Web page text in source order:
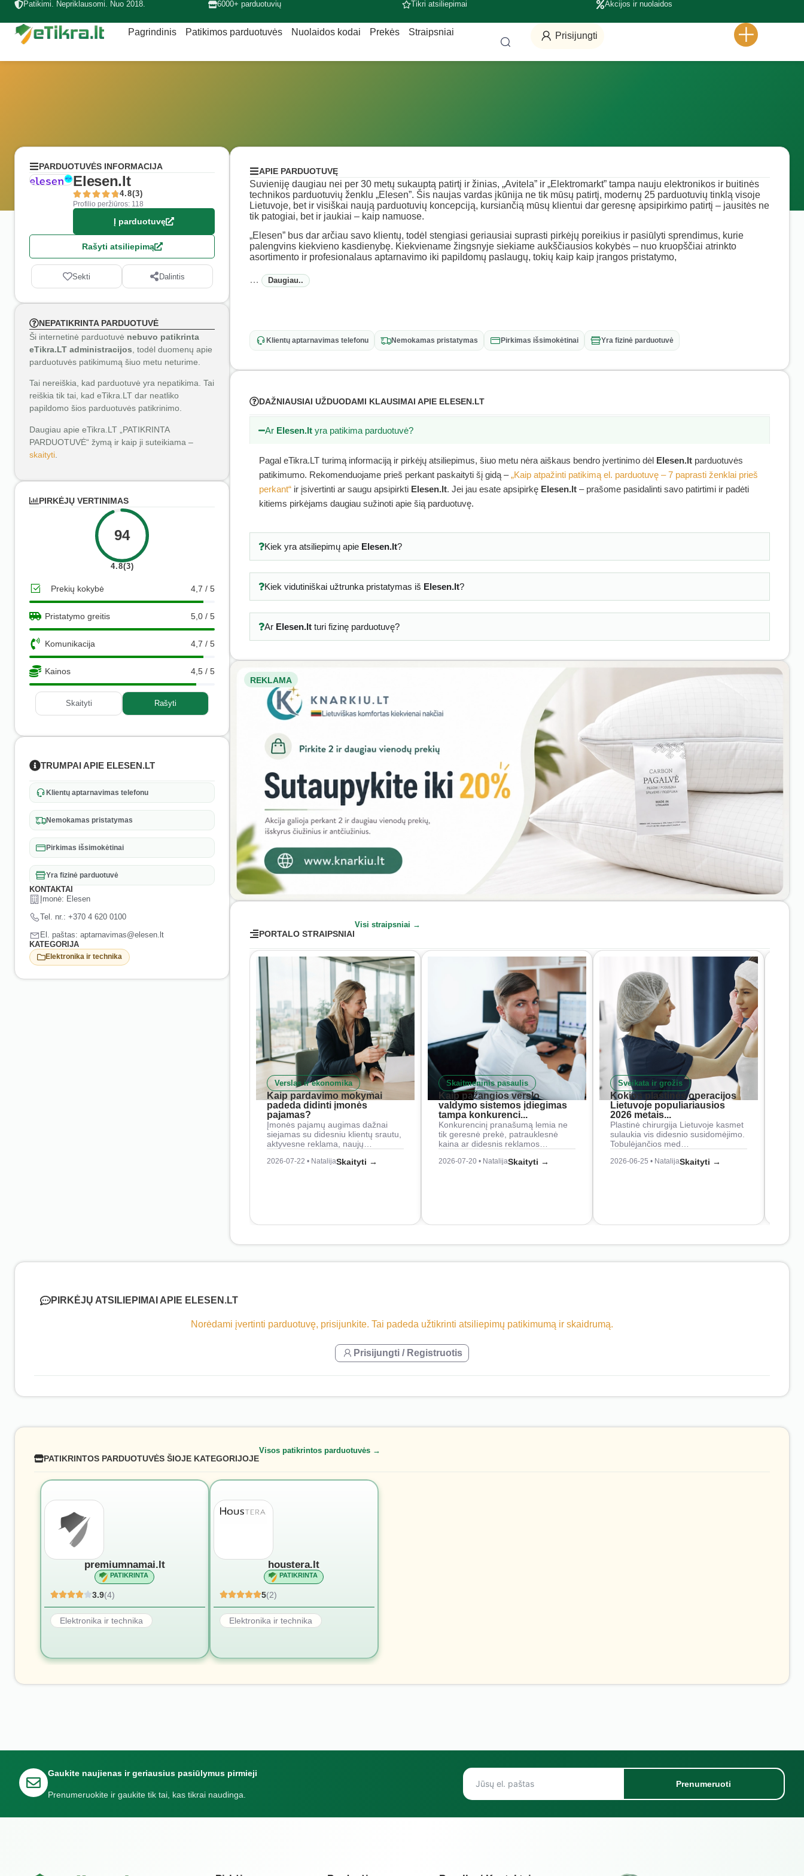
Patikimi. Nepriklausomi. Nuo 2018. 6000+ parduotuvių Tikri atsiliepimai Akcijos ir nuolaidos
Pagrindinis Patikimos parduotuvės Nuolaidos kodai Prekės Straipsniai Prisijungti
PARDUOTUVĖS INFORMACIJA
Elesen.lt
4.8(3)
Profilio peržiūros: 118
Į parduotuvę
Rašyti atsiliepimą
Sekti Dalintis
NEPATIKRINTA PARDUOTUVĖ
Ši internetinė parduotuvė nebuvo patikrinta
eTikra.LT administracijos , todėl duomenų apie
parduotuvės patikimumą šiuo metu neturime.
Tai nereiškia, kad parduotuvė yra nepatikima. Tai
reiškia tik tai, kad eTikra.LT dar neatliko
papildomo šios parduotuvės patikrinimo.
Daugiau apie eTikra.LT „PATIKRINTA
PARDUOTUVĖ“ žymą ir kaip ji suteikiama –
skaityti
PIRKĖJŲ VERTINIMAS
94
4.8(3)
Prekių kokybė 4,7 / 5
Pristatymo greitis 5,0 / 5
Komunikacija 4,7 / 5
Kainos 4,5 / 5
Skaityti Rašyti
TRUMPAI APIE ELESEN.LT
Klientų aptarnavimas telefonu
Nemokamas pristatymas
Pirkimas išsimokėtinai
Yra fizinė parduotuvė
KONTAKTAI
Įmonė: Elesen
Tel. nr.: +370 4 620 0100
El. paštas: aptarnavimas@elesen.lt
KATEGORIJA
Elektronika ir technika
APIE PARDUOTUVĘ
Suvieniję daugiau nei per 30 metų sukauptą patirtį ir žinias, „Avitela” ir „Elektromarkt” tampa nauju elektronikos ir buitinės
technikos parduotuvių ženklu „Elesen”. Šis naujas vardas įkūnija ne tik mūsų patirtį, modernų 25 parduotuvių tinklą visoje
Lietuvoje, bet ir visiškai naują parduotuvių koncepciją, kursiančią mūsų klientui dar geresnę apsipirkimo patirtį – jausitės ne
tik patogiai, bet ir jaukiai – kaip namuose.
„Elesen” bus dar arčiau savo klientų, todėl stengiasi geriausiai suprasti pirkėjų poreikius ir pasiūlyti sprendimus, kurie
palengvins kiekvieno kasdienybę. Kiekviename žingsnyje siekiame aukščiausios kokybės – nuo kruopščiai atrinkto
asortimento ir profesionalaus aptarnavimo iki papildomų paslaugų, tokių kaip kaip įrangos pristatymo,
… Daugiau..
Klientų aptarnavimas telefonu Nemokamas pristatymas Pirkimas išsimokėtinai Yra fizinė parduotuvė
DAŽNIAUSIAI UŽDUODAMI KLAUSIMAI APIE ELESEN.LT
Ar Elesen.lt yra patikima parduotuvė?
Pagal eTikra.LT turimą informaciją ir pirkėjų atsiliepimus, šiuo metu nėra aiškaus bendro įvertinimo dėl Elesen.lt parduotuvės
patikimumo. Rekomenduojame prieš perkant paskaityti šį gidą –„Kaip atpažinti patikimą el. parduotuvę – 7 paprasti ženklai prieš
perkant“ ir įsivertinti ar saugu apsipirkti Elesen.lt. Jei jau esate apsipirkę Elesen.lt – prašome pasidalinti savo patirtimi ir padėti
kitiems pirkėjams daugiau sužinoti apie šią parduotuvę.
Kiek yra atsiliepimų apie Elesen.lt?
Kiek vidutiniškai užtrunka pristatymas iš Elesen.lt?
Ar Elesen.ltturi fizinę parduotuvę?
REKLAMA
PORTALO STRAIPSNIAI
Visi straipsniai →
Verslas ir ekonomika
Kaip pardavimo mokymai
padeda didinti įmonės
pajamas?
Įmonės pajamų augimas dažnai
siejamas su didesniu klientų srautu,
aktyvesne reklama, naujų…
2026-07-22 • NatalijaSkaityti →
Skaitmeninis pasaulis
Kaip pažangios verslo
valdymo sistemos įdiegimas
tampa konkurenci...
Konkurencinį pranašumą lemia ne
tik geresnė prekė, patrauklesnė
kaina ar didesnis reklamos…
2026-07-20 • NatalijaSkaityti →
Sveikata ir grožis
Kokios plastinės operacijos
Lietuvoje populiariausios
2026 metais...
Plastinė chirurgija Lietuvoje kasmet
sulaukia vis didesnio susidomėjimo.
Tobulėjančios med…
2026-06-25 • NatalijaSkaityti →
PIRKĖJŲ ATSILIEPIMAI APIE ELESEN.LT
Norėdami įvertinti parduotuvę, prisijunkite. Tai padeda užtikrinti atsiliepimų patikimumą ir skaidrumą.
Prisijungti / Registruotis
PATIKRINTOS PARDUOTUVĖS ŠIOJE KATEGORIJOJE
Visos patikrintos parduotuvės →
premiumnamai.lt
PATIKRINTA
3.9(4)
Elektronika ir technika
houstera.lt
PATIKRINTA
5(2)
Elektronika ir technika
Gaukite naujienas ir geriausius pasiūlymus pirmieji
Prenumeruokite ir gaukite tik tai, kas tikrai naudinga.
Prenumeruoti